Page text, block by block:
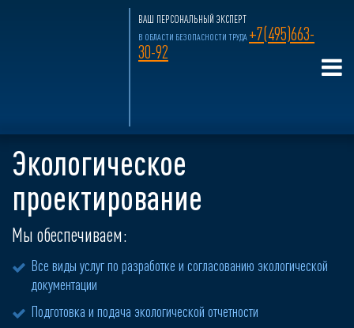
ВАШ ПЕРСОНАЛЬНЫЙ ЭКСПЕРТ
В ОБЛАСТИ БЕЗОПАСНОСТИ ТРУДА +7(495)663-
30-92
Экологическое
проектирование
Мы обеспечиваем:
Все виды услуг по разработке и согласованию экологической
документации
Подготовка и подача экологической отчетности